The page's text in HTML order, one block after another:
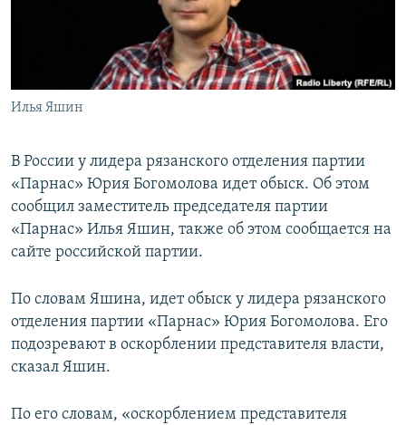
ПОБЕДИТЕЛЕЙ НЕ СУДЯТ?
КРЫМ.НЕПОКОРЕННЫЙ
УКРАИНСКАЯ ПРОБЛЕМА КРЫМА
Илья Яшин
В России у лидера рязанского отделения партии
«Парнас» Юрия Богомолова идет обыск. Об этом
сообщил заместитель председателя партии
«Парнас» Илья Яшин, также об этом сообщается на
сайте российской партии.
По словам Яшина, идет обыск у лидера рязанского
отделения партии «Парнас» Юрия Богомолова. Его
подозревают в оскорблении представителя власти,
сказал Яшин.
По его словам, «оскорблением представителя